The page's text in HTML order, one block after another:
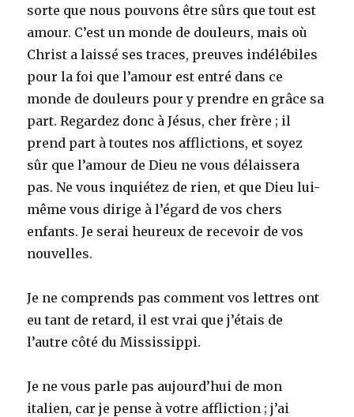
sorte que nous pouvons être sûrs que tout est
amour. C’est un monde de douleurs, mais où
Christ a laissé ses traces, preuves indélébiles
pour la foi que l’amour est entré dans ce
monde de douleurs pour y prendre en grâce sa
part. Regardez donc à Jésus, cher frère ; il
prend part à toutes nos afflictions, et soyez
sûr que l’amour de Dieu ne vous délaissera
pas. Ne vous inquiétez de rien, et que Dieu lui-
même vous dirige à l’égard de vos chers
enfants. Je serai heureux de recevoir de vos
nouvelles.
Je ne comprends pas comment vos lettres ont
eu tant de retard, il est vrai que j’étais de
l’autre côté du Mississippi.
Je ne vous parle pas aujourd’hui de mon
italien, car je pense à votre affliction ; j’ai